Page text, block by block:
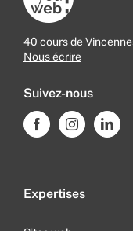
40 cours de
Nous écrire
Suivez-nous
Expertises